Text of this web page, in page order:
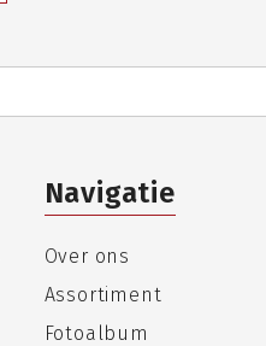
Navigatie
Over ons
Assortiment
Fotoalbum